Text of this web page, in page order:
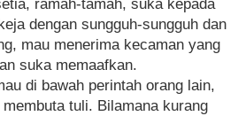
ramah-tamah, suka kepada
dengan sungguh-sungguh dan
mau menerima kecaman yang
suka memaafkan.
di bawah perintah orang lain,
tuli. Bilamana kurang